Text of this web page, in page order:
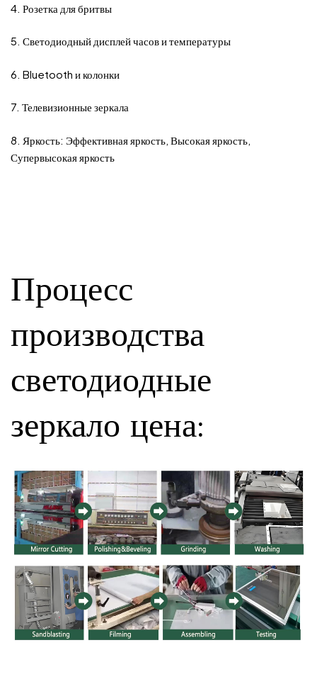
4. Розетка для бритвы
5. Светодиодный дисплей часов и температуры
6. Bluetooth и колонки
7. Телевизионные зеркала
8. Яркость: Эффективная яркость, Высокая яркость,
Супервысокая яркость
Процесс
производства
светодиодные
зеркало цена: